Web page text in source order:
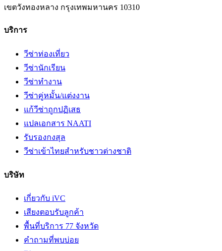
เขตวังทองหลาง กรุงเทพมหานคร 10310
บริการ
วีซ่าท่องเที่ยว
วีซ่านักเรียน
วีซ่าทำงาน
วีซ่าคู่หมั้น/แต่งงาน
แก้วีซ่าถูกปฏิเสธ
แปลเอกสาร NAATI
รับรองกงสุล
วีซ่าเข้าไทยสำหรับชาวต่างชาติ
บริษัท
เกี่ยวกับ iVC
เสียงตอบรับลูกค้า
พื้นที่บริการ 77 จังหวัด
คำถามที่พบบ่อย